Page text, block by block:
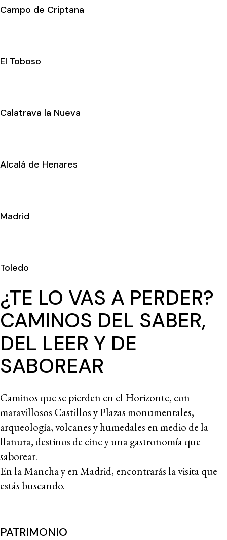
Campo de Criptana
El Toboso
Calatrava la Nueva
Alcalá de Henares
Madrid
Toledo
¿TE LO VAS A PERDER?
CAMINOS DEL SABER,
DEL LEER Y DE
SABOREAR
Caminos que se pierden en el Horizonte, con
maravillosos Castillos y Plazas monumentales,
arqueología, volcanes y humedales en medio de la
llanura, destinos de cine y una gastronomía que
saborear.
En la Mancha y en Madrid, encontrarás la visita que
estás buscando.
PATRIMONIO